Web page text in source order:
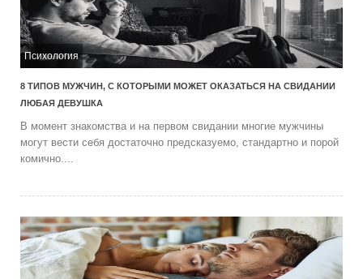
Психология
8 ТИПОВ МУЖЧИН, С КОТОРЫМИ МОЖЕТ ОКАЗАТЬСЯ НА СВИДАНИИ
ЛЮБАЯ ДЕВУШКА
В момент знакомства и на первом свидании многие мужчины
могут вести себя достаточно предсказуемо, стандартно и порой
комично....